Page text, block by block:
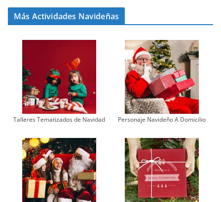
Más Actividades Navideñas
Talleres Tematizados de Navidad Personaje Navideño A Domicilio